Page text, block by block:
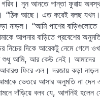
গরিব। নুন আনতে পান্তা ফুরায়
“ঠিক আছে। এত করেই বলছ যখন।
নাড়ল। “আমি পাশের বাড়িগুলোতে
আপনার বাড়িতে প্রবেশের
নিচের দিকে আরেকটু নেমে গেলে
শুধু আমি, আর কেউ নেই। আমাদের
ফিরে এল। দরজায় কড়া
ভেতরে আসার অনুমতি না দেন
দাঁড়িয়ে বলব যে, আপনিই হলেন